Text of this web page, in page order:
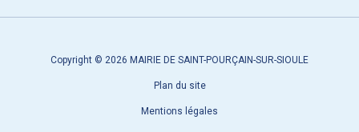
Copyright © 2026 MAIRIE DE SAINT-POURÇAIN-SUR-SIOULE
Plan du site
Mentions légales